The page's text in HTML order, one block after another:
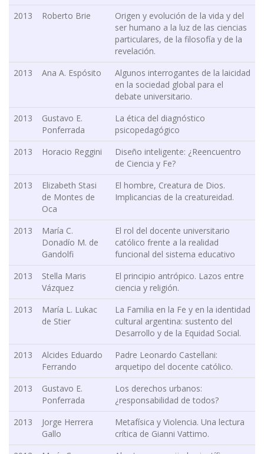
2013
Roberto Brie
Origen y evolución de la vida y del
ser humano a la luz de las ciencias
particulares, de la filosofía y de la
revelación.
2013
Ana A. Espósito
Algunos interrogantes de la laicidad
en la sociedad global para el
debate universitario.
2013
Gustavo E.
Ponferrada
La ética del diagnóstico
psicopedagógico
2013
Horacio Reggini
Diseño inteligente: ¿Reencuentro
de Ciencia y Fe?
2013
Elizabeth Stasi
de Montes de
Oca
El hombre, Creatura de Dios.
Implicancias de la creatureidad.
2013
María C.
Donadío M. de
Gandolfi
El rol del docente universitario
católico frente a la realidad
funcional del sistema educativo
2013
Stella Maris
Vázquez
El principio antrópico. Lazos entre
ciencia y religión.
2013
María L. Lukac
de Stier
La Familia en la Fe y en la identidad
cultural argentina: sustento del
Desarrollo y de la Equidad Social.
2013
Alcides Eduardo
Ferrando
Padre Leonardo Castellani:
arquetipo del docente católico.
2013
Gustavo E.
Ponferrada
Los derechos urbanos:
¿responsabilidad de todos?
2013
Jorge Herrera
Gallo
Metafísica y Violencia. Una lectura
crítica de Gianni Vattimo.